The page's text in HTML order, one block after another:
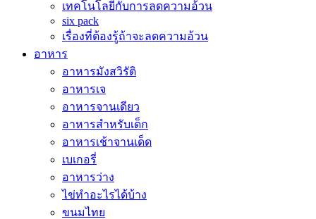
เทคโนโลยีกับการลดความอ้วน
six pack
เรื่องที่ต้องรู้ถ้าจะลดความอ้วน
อาหาร
อาหารมังสวิรัติ
อาหารเจ
อาหารจานเดียว
อาหารสำหรับเด็ก
อาหารเช้าจานเด็ด
เบเกอรี่
อาหารว่าง
ไข่ทำอะไรได้บ้าง
ขนมไทย